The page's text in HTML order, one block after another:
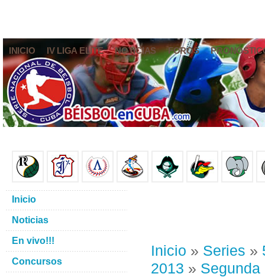
INICIO IV LIGA ELITE NOTICIAS FOROS
Inicio » Series »
2013 » Segunda
Inicio
Noticias
En vivo!!!
Concursos